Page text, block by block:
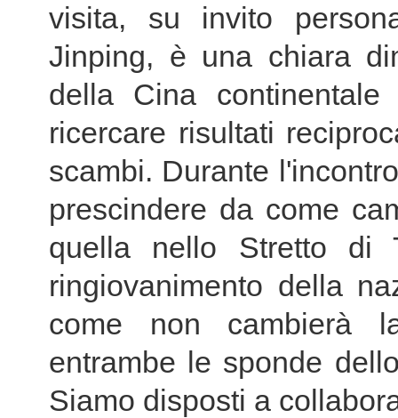
visita, su invito
Jinping, è una chiara
della Cina
ricercare risultati
scambi. Durante
prescindere da come
quella nello Stretto di
ringiovanimento della
come non cambierà
entrambe le sponde
Siamo disposti a